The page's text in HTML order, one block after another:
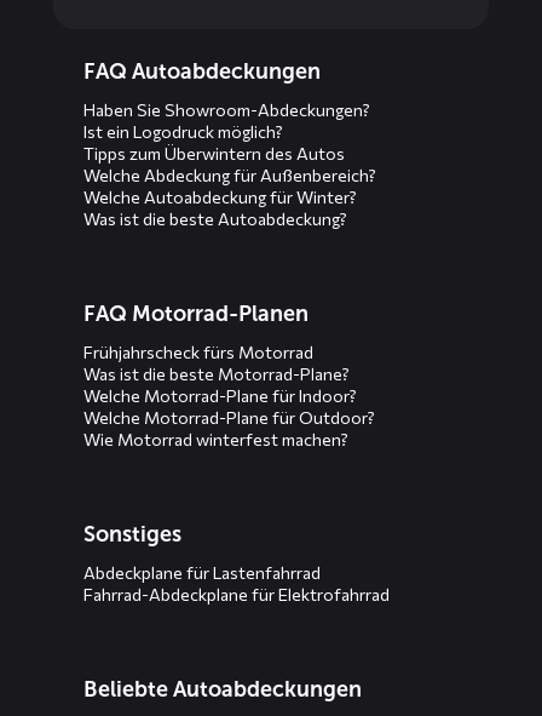
menusFAQ Autoabdeckungen
Haben Sie Showroom-Abdeckungen?
Ist ein Logodruck möglich?
Tipps zum Überwintern des Autos
Welche Abdeckung für Außenbereich?
Welche Autoabdeckung für Winter?
Was ist die beste Autoabdeckung?
FAQ Motorrad-Planen
Frühjahrscheck fürs Motorrad
Was ist die beste Motorrad-Plane?
Welche Motorrad-Plane für Indoor?
Welche Motorrad-Plane für Outdoor?
Wie Motorrad winterfest machen?
Sonstiges
Abdeckplane für Lastenfahrrad
Fahrrad-Abdeckplane für Elektrofahrrad
Beliebte Autoabdeckungen